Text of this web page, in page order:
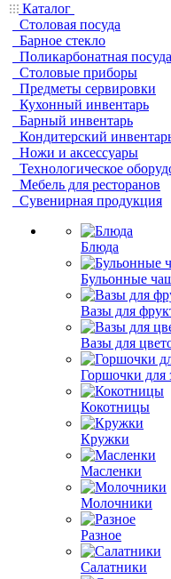
Каталог
Столовая посуда
Барное стекло
Поликарбонатная посуда
Столовые приборы
Предметы сервировки
Кухонный инвентарь
Барный инвентарь
Кондитерский
Ножи и аксессуары
Технологическое
Мебель для ресторанов
Сувенирная продукция
Блюда
Бульонные
Вазы для
Вазы для
Горшочки для
Кокотницы
Кружки
Масленки
Молочники
Разное
Салатники